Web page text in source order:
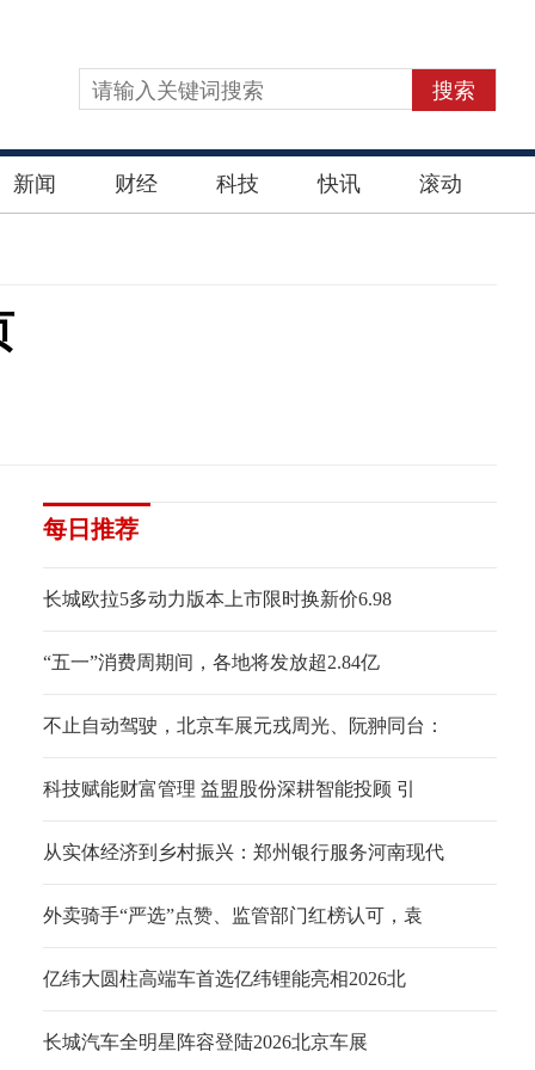
搜索
新闻 财经 科技 快讯 滚动
每日推荐
长城欧拉5多动力版本上市限时换新价6.98
“五一”消费周期间，各地将发放超2.84亿
不止自动驾驶，北京车展元戎周光、阮翀同台：
科技赋能财富管理 益盟股份深耕智能投顾 引
从实体经济到乡村振兴：郑州银行服务河南现代
外卖骑手“严选”点赞、监管部门红榜认可，袁
亿纬大圆柱高端车首选亿纬锂能亮相2026北
长城汽车全明星阵容登陆2026北京车展